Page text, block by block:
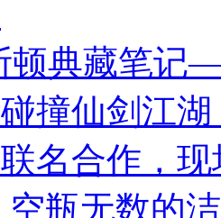
顿典藏笔记
撞仙剑江
名合作，现
空瓶无数的